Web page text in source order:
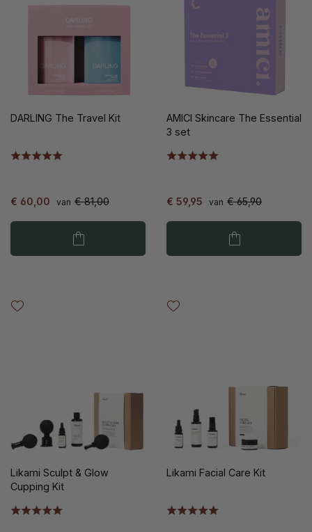
DARLING The Travel Kit
€ 60,00 van € 81,00
AMICI Skincare The Essential
3 set
€ 59,95 van € 65,90
Likami Sculpt & Glow
Cupping Kit
Likami Facial Care Kit